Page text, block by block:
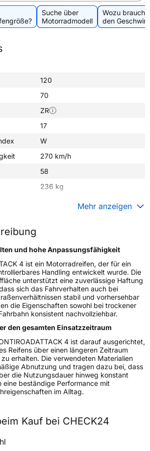
Suche über
Motorradmodell
Wozu
den
120
70
ZR
17
W
270 km/h
58
236 kg
Sommerreifen
CONTIROADATTACK 4
Front
Sport Touring
TL
Neureifen
Nein
M/C
Nein
Continental Reifen
Mehr anzeigen
und hohe Anpassungsfähigkeit
4 ist ein Motorradreifen, der für ein
Handling entwickelt wurde. Die
unterstützt eine zuverlässige Haftung
sich das Fahrverhalten auch bei
stabil und vorhersehbar
die Eigenschaften sowohl bei trockener
konsistent nachvollziehbar.
den gesamten Einsatzzeitraum
4 ist darauf ausgerichtet,
Reifens über einen längeren Zeitraum
erhalten. Die verwendeten Materialien
Abnutzung und tragen dazu bei, dass
die Nutzungsdauer hinweg konstant
eine beständige Performance mit
im Alltag.
Kauf bei CHECK24